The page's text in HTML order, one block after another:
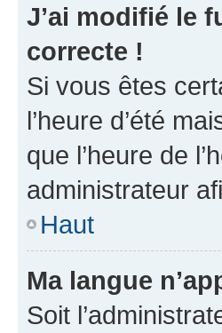
J’ai modifié le
correcte !
Si vous êtes
l’heure d’été
que l’heure de
administrateur
Haut
Ma langue
Soit